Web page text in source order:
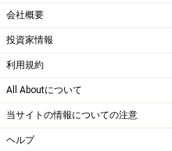
会社概要
投資家情報
利用規約
All Aboutについて
当サイトの情報についての注意
ヘルプ